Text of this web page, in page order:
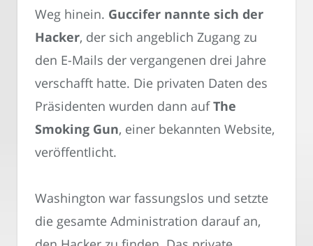
Weg hinein. Guccifer nannte sich der
Hacker, der sich angeblich Zugang zu
den E-Mails der vergangenen drei Jahre
verschafft hatte. Die privaten Daten des
Präsidenten wurden dann aufThe
Smoking Gun, einer bekannten Website,
veröffentlicht.
Washington war fassungslos und setzte
die gesamte Administration darauf an,